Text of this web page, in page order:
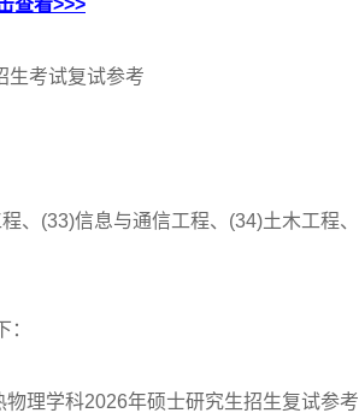
查看>>>
考试复试参考
(33)信息与通信工程、(34)土木工程、
理学科2026年硕士研究生招生复试参考